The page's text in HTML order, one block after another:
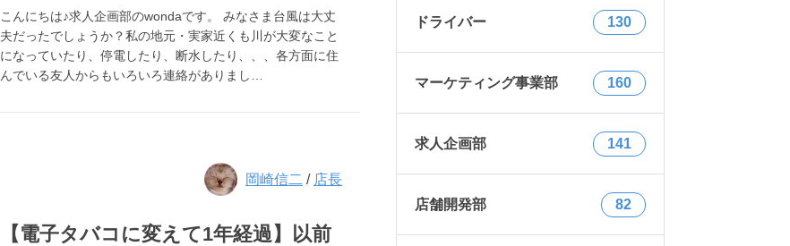
こんにちは♪求人企画部のwondaです。 みなさま台風は大丈
夫だったでしょうか？私の地元・実家近くも川が大変なこと
になっていたり、停電したり、断水したり、、、各方面に住
んでいる友人からもいろいろ連絡がありまし…
岡崎信二 / 店長
【電子タバコに変えて1年経過】以前
ドライバー 130
マーケティング事業部 160
求人企画部 141
店舗開発部 82